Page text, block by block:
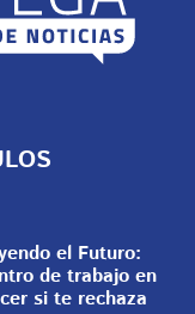
el Futuro:
de trabajo en
si te rechaza